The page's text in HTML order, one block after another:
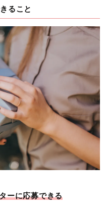
ること
ーに応募できる